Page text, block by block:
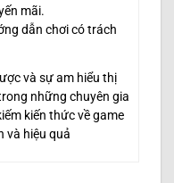
mãi.
dẫn chơi có trách
và sự am hiểu thị
những chuyên gia
kiến thức về game
và hiệu quả